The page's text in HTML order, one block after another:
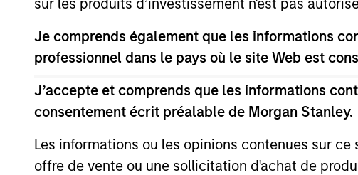
Je comprends également que les informations
professionnel dans le pays où le site Web est
J’accepte et comprends que les informations
consentement écrit préalable de Morgan Stanley.
Les informations ou les opinions contenues sur
offre de vente ou une sollicitation d'achat de
Morgan Stanley
Morgan Stanley